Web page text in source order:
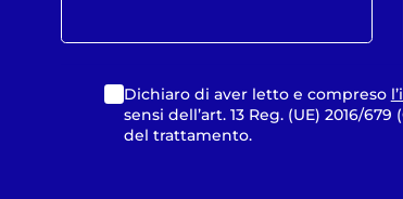
Dichiaro di aver letto e compreso
sensi dell’art. 13 Reg. (UE) 2016/
del trattamento.